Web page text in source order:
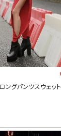
ングパンツスウェット